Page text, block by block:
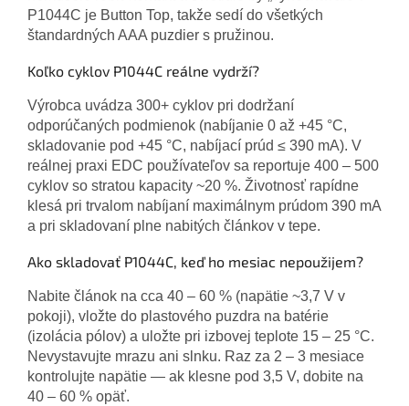
P1044C je Button Top, takže sedí do všetkých
štandardných AAA puzdier s pružinou.
Koľko cyklov P1044C reálne vydrží?
Výrobca uvádza 300+ cyklov pri dodržaní
odporúčaných podmienok (nabíjanie 0 až +45 °C,
skladovanie pod +45 °C, nabíjací prúd ≤ 390 mA). V
reálnej praxi EDC používateľov sa reportuje 400 – 500
cyklov so stratou kapacity ~20 %. Životnosť rapídne
klesá pri trvalom nabíjaní maximálnym prúdom 390 mA
a pri skladovaní plne nabitých článkov v tepe.
Ako skladovať P1044C, keď ho mesiac nepoužijem?
Nabite článok na cca 40 – 60 % (napätie ~3,7 V v
pokoji), vložte do plastového puzdra na batérie
(izolácia pólov) a uložte pri izbovej teplote 15 – 25 °C.
Nevystavujte mrazu ani slnku. Raz za 2 – 3 mesiace
kontrolujte napätie — ak klesne pod 3,5 V, dobite na
40 – 60 % opäť.